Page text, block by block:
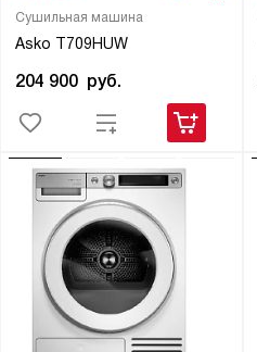
Сушильная машина
Asko T709HUW
204 900 руб.